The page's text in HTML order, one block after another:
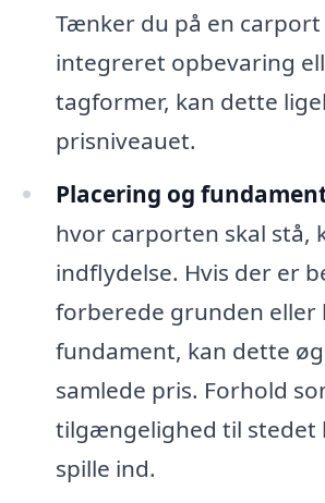
Tænker du på en carport
integreret opbevaring
tagformer, kan dette
prisniveauet.
Placering og
hvor carporten skal stå,
indflydelse. Hvis der er
forberede grunden eller
fundament, kan dette
samlede pris. Forhold
tilgængelighed til stedet
spille ind.